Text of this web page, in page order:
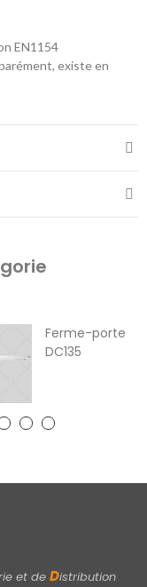
EN1154
existe en
Ferme-porte
DC135
et de Distribution